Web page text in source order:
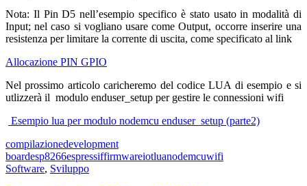
Nota: Il Pin D5 nell’esempio specifico è stato usato in modalità di
Input; nel caso si vogliano usare come Output, occorre inserire una
resistenza per limitare la corrente di uscita, come specificato al link
Allocazione PIN GPIO
Nel prossimo articolo caricheremo del codice LUA di esempio e si
utlizzerà il modulo enduser_setup per gestire le connessioni wifi
Esempio lua per modulo nodemcu enduser_setup (parte2)
compilazionedevelopment
boardesp8266espressiffirmwareiotluanodemcuwifi
Software, Sviluppo